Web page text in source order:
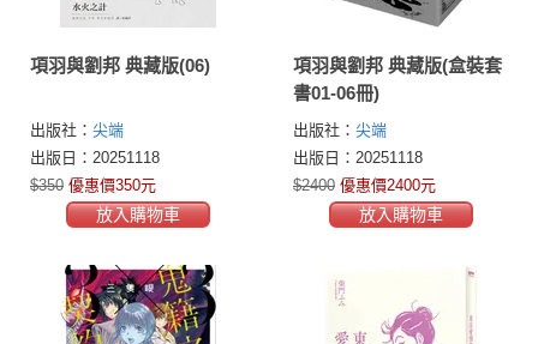
項羽與劉邦 典藏版(06)
出版社： 尖端
出版日：20251118
$350 優惠價350元
放入購物車
項羽與劉邦 典藏版(盒裝套
書01-06冊)
出版社： 尖端
出版日：20251118
$2400 優惠價2400元
放入購物車